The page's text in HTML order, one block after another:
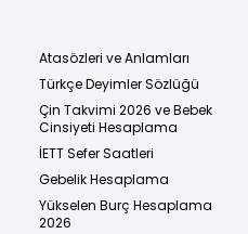
Atasözleri ve Anlamları
Türkçe Deyimler Sözlüğü
Çin Takvimi 2026 ve Bebek
Cinsiyeti Hesaplama
İETT Sefer Saatleri
Gebelik Hesaplama
Yükselen Burç Hesaplama
2026